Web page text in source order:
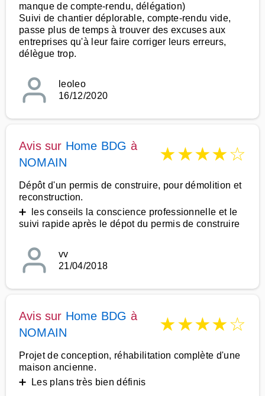
manque de compte-rendu, délégation)
Suivi de chantier déplorable, compte-rendu vide,
passe plus de temps à trouver des excuses aux
entreprises qu'à leur faire corriger leurs erreurs,
délègue trop.
leoleo
16/12/2020
Avis sur Home BDG à
NOMAIN
★★★★☆
Dépôt d'un permis de construire, pour démolition et
reconstruction.
➕ les conseils la conscience professionnelle et le
suivi rapide après le dépot du permis de construire
vv
21/04/2018
Avis sur Home BDG à
NOMAIN
★★★★☆
Projet de conception, réhabilitation complète d'une
maison ancienne.
➕ Les plans très bien définis